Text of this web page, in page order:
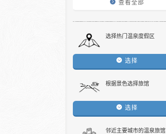
查看全部
选择热门温泉度假区
选择
根据景色选择旅馆
选择
邻近主要城市的温泉旅馆